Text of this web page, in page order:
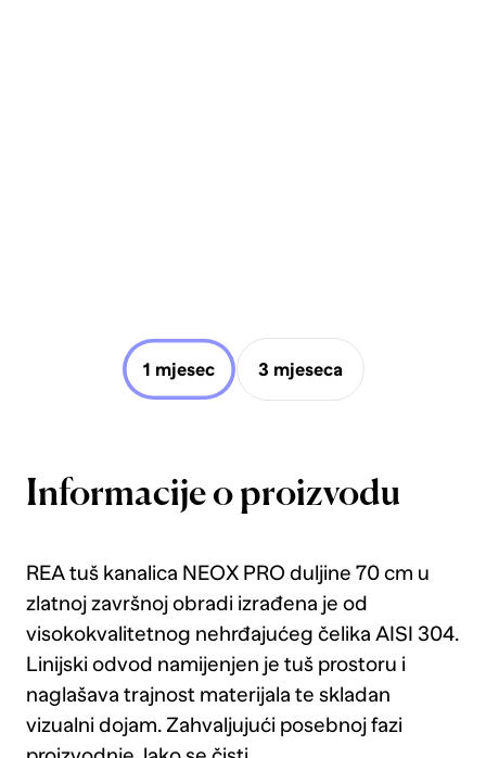
1 mjesec 3 mjeseca
Informacije o proizvodu
REA tuš kanalica NEOX PRO duljine 70 cm u
zlatnoj završnoj obradi izrađena je od
visokokvalitetnog nehrđajućeg čelika AISI 304.
Linijski odvod namijenjen je tuš prostoru i
naglašava trajnost materijala te skladan
vizualni dojam. Zahvaljujući posebnoj fazi